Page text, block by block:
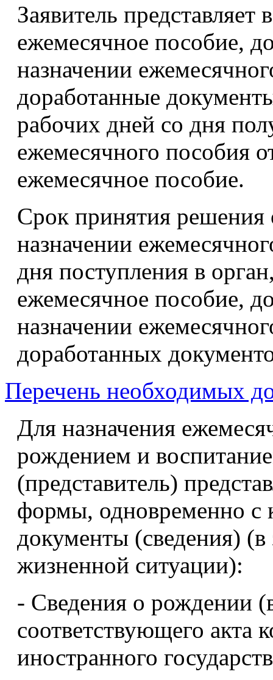
Заявитель
ежемесячное пособие,
назначении
доработанные
рабочих дней со дня
ежемесячного пособия
ежемесячное пособие.
Срок принятия решения
назначении
дня поступления в
ежемесячное пособие,
назначении
доработанных
Перечень необходимых
Для назначения
рождением и
(представитель)
формы, одновременно с
документы (сведения)
жизненной ситуации):
- Сведения о рождении
соответствующего акта
иностранного